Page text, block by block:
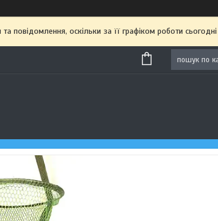
повідомлення, оскільки за її графіком роботи